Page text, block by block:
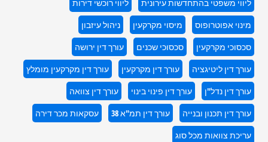
ליווי משפטי בהתחדשות עירונית
ליווי רוכשי דירות
מינוי אפוטרופוס
מיסוי מקרקעין
ניהול עיזבון
סכסוכי מקרקעין
סכסוכי שכנים
עורך דין ירושה
עורך דין ליטיגציה
עורך דין מקרקעין
עורך דין מקרקעין מומלץ
עורך דין נדל"ן
עורך דין פינוי בינוי
עורך דין צוואה
עורך דין תכנון ובנייה
עורך דין תמ"א 38
עסקאות מכר דירה
עריכת צוואות מכל סוג